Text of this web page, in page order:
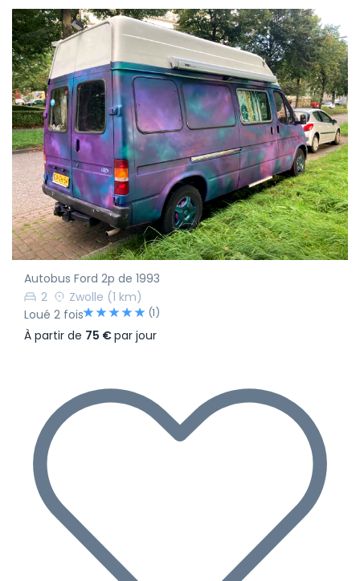
Autobus Ford 2p de 1993
2
Zwolle (1 km)
Loué 2 fois
(1)
À partir de 75 €par jour